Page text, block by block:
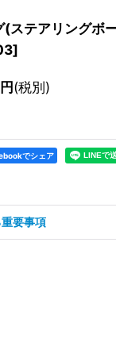
(ステアリングボ
]
円(税別)
でシェア
要事項